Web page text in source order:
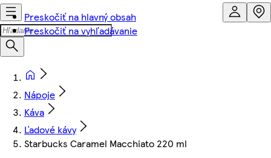
Preskočiť na hlavný obsah
Preskočiť na vyhľadávanie
Nápoje
Káva
Ľadové kávy
Starbucks Caramel Macchiato 220 ml